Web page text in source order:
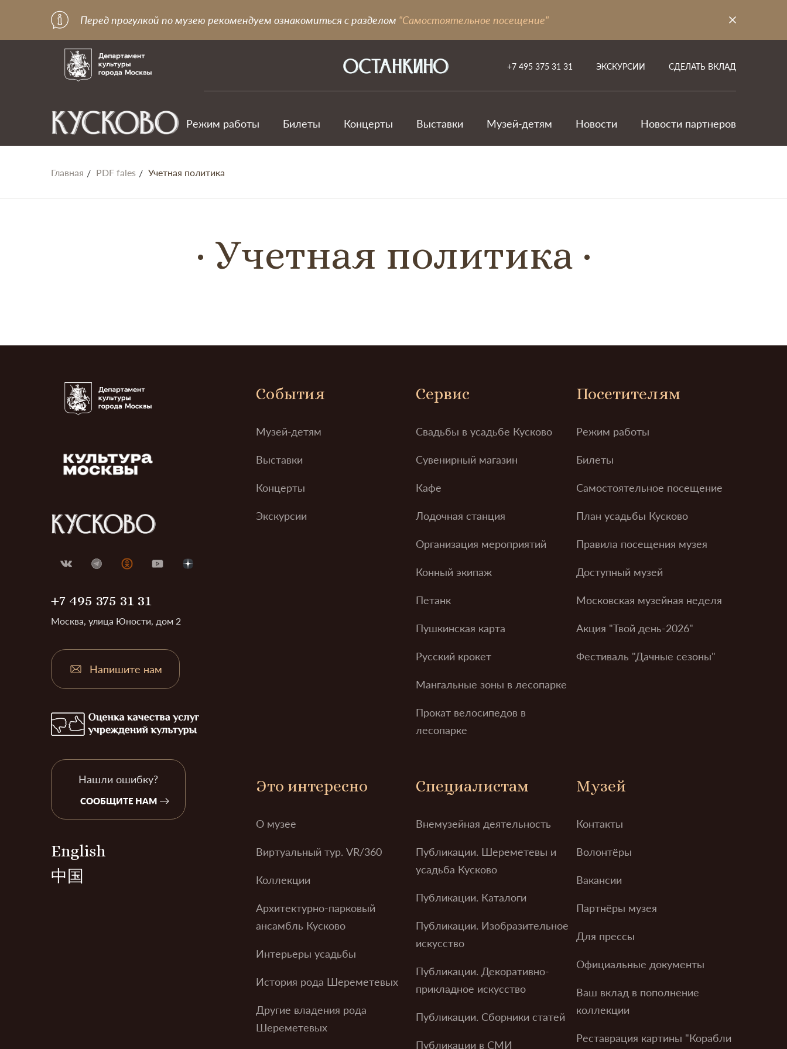
Перед прогулкой по музею рекомендуем ознакомиться с разделом "Самостоятельное посещение"
+7 495 375 31 31 ЭКСКУРСИИ СДЕЛАТЬ ВКЛАД
Режим работы Билеты Концерты Выставки Музей-детям Новости Новости партнеров
Главная PDF fales Учетная политика
Учетная политика
+7 495 375 31 31
Москва, улица Юности, дом 2
Напишите нам
Нашли ошибку?
СООБЩИТЕ НАМ
English
中国
События
Музей-детям
Выставки
Концерты
Экскурсии
Сервис
Свадьбы в усадьбе Кусково
Сувенирный магазин
Кафе
Лодочная станция
Организация мероприятий
Конный экипаж
Петанк
Пушкинская карта
Русский крокет
Мангальные зоны в лесопарке
Прокат велосипедов в
лесопарке
Посетителям
Режим работы
Билеты
Самостоятельное посещение
План усадьбы Кусково
Правила посещения музея
Доступный музей
Московская музейная неделя
Акция "Твой день-2026"
Фестиваль "Дачные сезоны"
Это интересно
О музее
Виртуальный тур. VR/360
Коллекции
Архитектурно-парковый
ансамбль Кусково
Интерьеры усадьбы
История рода Шереметевых
Другие владения рода
Шереметевых
Специалистам
Внемузейная деятельность
Публикации. Шереметевы и
усадьба Кусково
Публикации. Каталоги
Публикации. Изобразительное
искусство
Публикации. Декоративно-
прикладное искусство
Публикации. Сборники статей
Публикации в СМИ
Музей
Контакты
Волонтёры
Вакансии
Партнёры музея
Для прессы
Официальные документы
Ваш вклад в пополнение
коллекции
Реставрация картины "Корабли